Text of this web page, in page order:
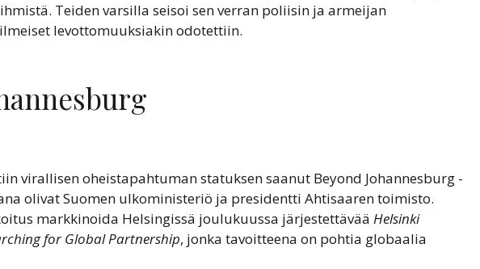
Teiden varsilla seisoi sen verran poliisin ja armeijan
levottomuuksiakin odotettiin.
virallisen oheistapahtuman statuksen saanut Beyond Johannesburg -
olivat Suomen ulkoministeriö ja presidentti Ahtisaaren toimisto.
markkinoida Helsingissä joulukuussa järjestettävää Helsinki
for Global Partnership, jonka tavoitteena on pohtia globaalia